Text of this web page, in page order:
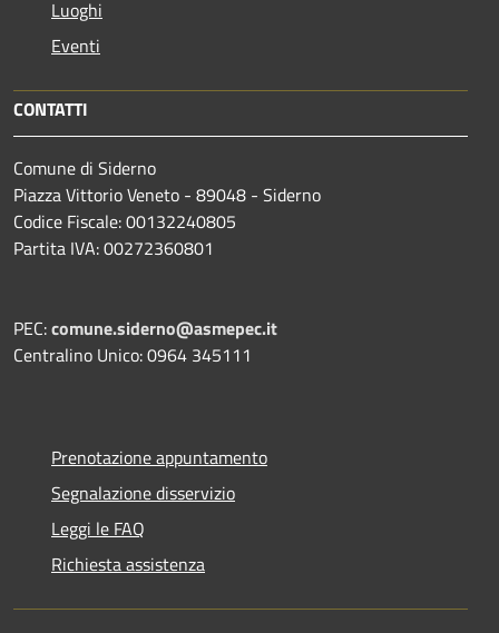
Luoghi
Eventi
CONTATTI
Comune di Siderno
Piazza Vittorio Veneto - 89048 - Siderno
Codice Fiscale: 00132240805
Partita IVA: 00272360801
PEC:comune.siderno@asmepec.it
Centralino Unico: 0964 345111
Prenotazione appuntamento
Segnalazione disservizio
Leggi le FAQ
Richiesta assistenza